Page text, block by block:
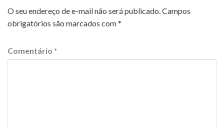
O seu endereço de e-mail não será publicado. Campos
obrigatórios são marcados com*
Comentário *